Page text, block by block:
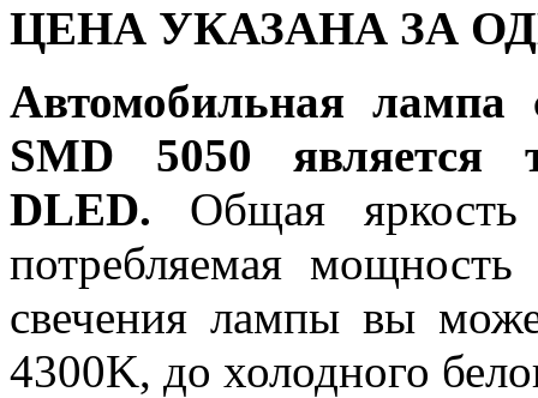
ЦЕНА УКАЗАНА ЗА
Автомобильная
SMD 5050 является
DLED. Общая
потребляемая мощность
свечения лампы вы
4300K, до холодного